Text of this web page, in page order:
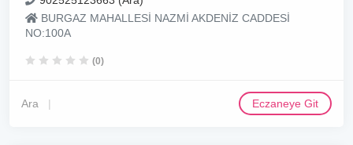
BURGAZ MAHALLESİ NAZMİ AKDENİZ CADDESİ
NO:100A
(0)
Ara Eczaneye Git